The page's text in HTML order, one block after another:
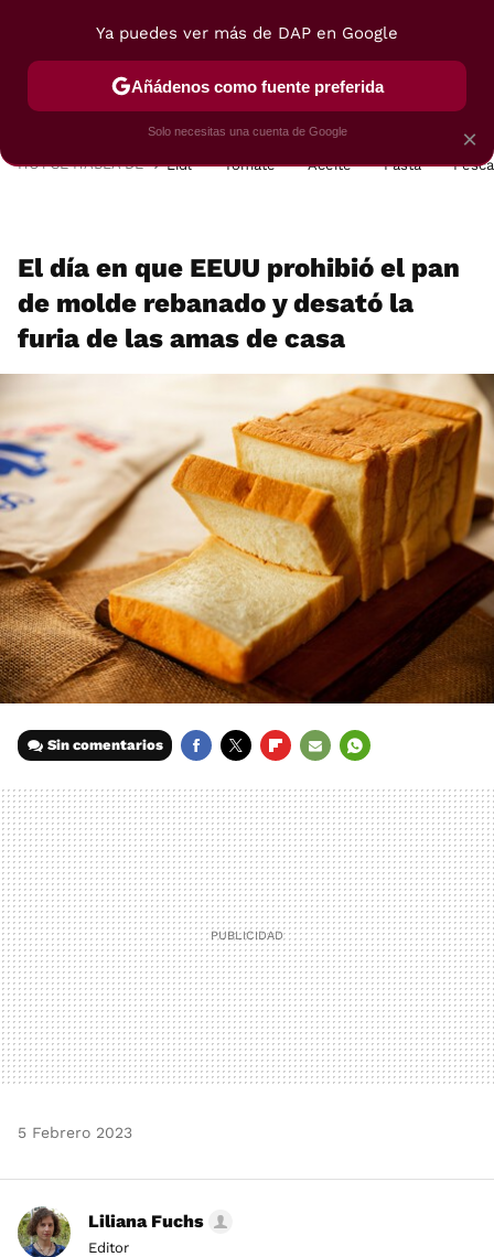
POSTRES VIAJES SELECCIÓN VEGUI
HOY SE HABLA DE Lidl Tomate Aceite Pasta
El día en que EEUU prohibió el pan
de molde rebanado y desató la
furia de las amas de casa
Sin comentarios
MAIL
5 Febrero 2023
Liliana Fuchs
Editor
×
Ya puedes ver más de DAP en Google
Añádenos como fuente preferida
Solo necesitas una cuenta de Google